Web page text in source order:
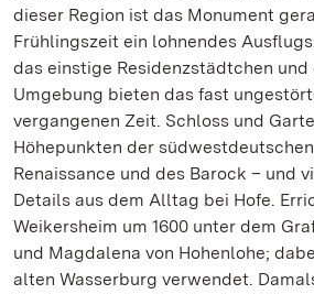
dieser Region ist das Monument
Frühlingszeit ein lohnendes
das einstige Residenzstädtchen
Umgebung bieten das fast
vergangenen Zeit. Schloss und
Höhepunkten der
Renaissance und des Barock – und
Details aus dem Alltag bei Hofe.
Weikersheim um 1600 unter dem
und Magdalena von Hohenlohe;
alten Wasserburg verwendet.